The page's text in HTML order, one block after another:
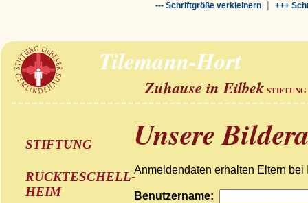
--- Schriftgröße verkleinern| +++
Tilemann-Hort
Zuhause in Eilbek
STIFTUNG
RUCKTESCHELL-
HEIM
Unsere
Anmeldendaten erhalten Eltern
Benutzername: